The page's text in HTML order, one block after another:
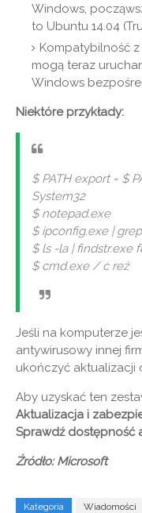
Windows,
to Ubuntu 14.04
Kompatybilność
mogą teraz
Windows
Niektóre przykłady:
$ PATH export = $
System32
$ notepad.exe
$ ipconfig.exe |
$ ls -la | findstr.exe
$ cmd.exe / c reż
Jeśli na komputerze
antywirusowy innej
ukończyć aktualizacji
Aby uzyskać ten
Aktualizacja i
Sprawdź dostępność
Źródło: Microsoft
Kategoria Wiadomości